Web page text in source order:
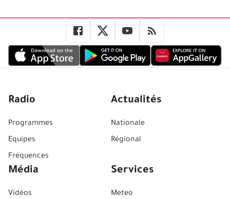
Radio
Programmes
Equipes
Fréquences
Actualités
Nationale
Régional
Média
Vidéos
Services
Meteo